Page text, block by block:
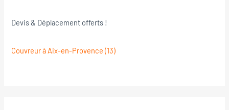
Devis & Déplacement offerts !
Couvreur à Aix-en-Provence (13)